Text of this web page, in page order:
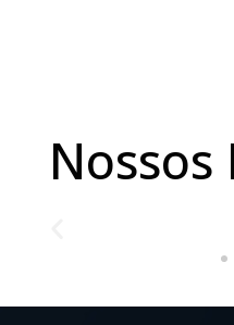
Nossos